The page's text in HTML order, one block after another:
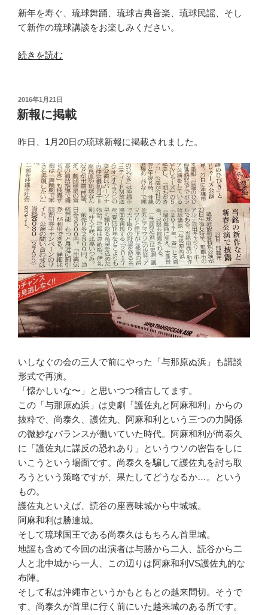
新年を寿ぐ、琉球舞踊、琉球古典音楽、琉球民謡、そし
て新作の琉球講談をお楽しみください。
“琉
能
新
特
公
演”
の
続きを読む
投
稿
日:
2016年1月21日
新報に掲載
昨日、1月20日の琉球新報に掲載されました。
いしなぐの会の三人で前にやった「与那原ぬ浜」も講談
形式で再演。
「懐かしいな〜」と思いつつ稽古してます。
この「与那原ぬ浜」は史劇「護佐丸と阿麻和利」からの
抜粋で、尚泰久、護佐丸、阿麻和利という三つの力関係
の微妙なバランスが働いていた時代。阿麻和利が尚泰久
に「護佐丸に謀反の恐れあり」というウソの密告をしに
いこうという場面です。尚泰久を騙して護佐丸を討ち取
ろうという策略ですが、果たしてどうなるか…。という
もの。
護佐丸といえば、読谷の座喜味城から中城城。
阿麻和利は勝連城。
そして琉球国王である尚泰久はもちろん首里城。
地謡も含めて今回の出演者は与勝から二人、読谷から二
人と北中城から一人、この辺りは阿麻和利VS護佐丸的な
布陣。
そして私は沖縄市というかもともとの越来間切。そうで
す、尚泰久が首里に行く前にいた越来城のある所です。